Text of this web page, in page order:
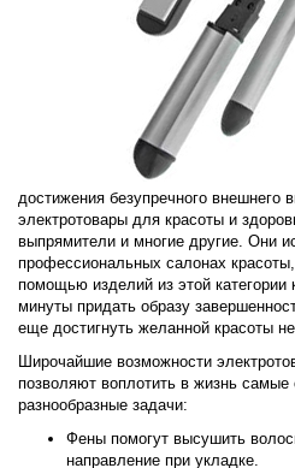
достижения безупречного внешнего
электротовары для красоты и
выпрямители и многие другие. Они
профессиональных салонах
помощью изделий из этой категории
минуты придать образу
еще достигнуть желанной красоты
Широчайшие возможности
позволяют воплотить в жизнь
разнообразные задачи:
Фены помогут высушить
направление при укладке.